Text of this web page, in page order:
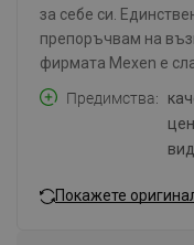
за себе си.
препоръчвам на
фирмата Mexen е
Предимства
вид
Покажете